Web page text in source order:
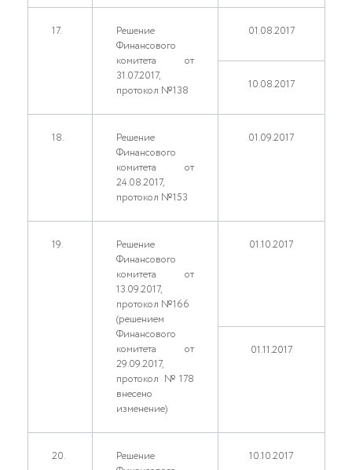
17.
Решение
Финансового
комитета от
31.07.2017,
протокол №138
01.08.2017
10.08.2017
18.
Решение
Финансового
комитета от
24.08.2017,
протокол №153
01.09.2017
19.
Решение
Финансового
комитета от
13.09.2017,
протокол №166
(решением
Финансового
комитета от
29.09.2017,
протокол №178
внесено
изменение)
01.10.2017
01.11.2017
20.
Решение
10.10.2017